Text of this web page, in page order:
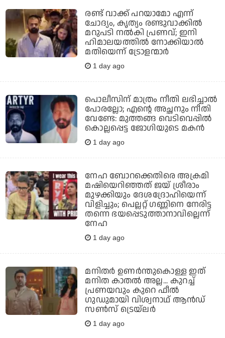
രണ്ട് വാക്ക് പറയാമോ എന്ന്
ചോദ്യം, കൃത്യം രണ്ടുവാക്കില്‍
മറുപടി നല്‍കി പ്രണവ്; ഇനി
ഹിമാലയത്തില്‍ നോക്കിയാല്‍
മതിയെന്ന് ട്രോളന്മാര്‍
1 day ago
പൊലീസിന് മാത്രം നീതി ലഭിച്ചാല്‍
പോരല്ലോ; എന്റെ അച്ഛനും നീതി
വേണ്ടേ: മുത്തങ്ങ വെടിവെപ്പില്‍
കൊല്ലപ്പെട്ട ജോഗിയുടെ മകന്‍
1 day ago
നേഹ ബോറക്കെതിരെ അക്രമി
മഷിയെറിഞ്ഞത് ജയ് ശ്രീരാം
മുഴക്കിയും ദേശദ്രോഹിയെന്ന്
വിളിച്ചും; പെല്ലറ്റ് ഗണ്ണിനെ നേരിട്ട
തന്നെ ഭയപ്പെടുത്താനാവില്ലെന്ന്
നേഹ
1 day ago
മനിതര്‍ ഉണര്‍ന്തുകൊള്ള ഇത്
മനിത കാതല്‍ അല്ല... കുറച്ച്
പ്രണയവും കുറെ ഫീല്‍
ഗുഡുമായി വിശ്വനാഥ് ആന്‍ഡ്
സണ്‍സ് ട്രെയ്‌ലര്‍
1 day ago